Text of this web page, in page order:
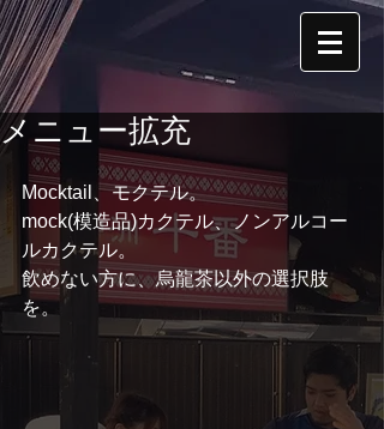
メニュー拡充
Mocktail、モクテル。
mock(模造品)カクテル、ノンアルコー
ルカクテル。
飲めない方に、烏龍茶以外の選択肢
を。